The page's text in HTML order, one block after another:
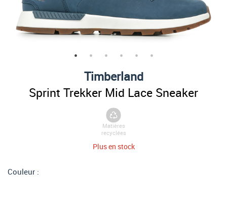
Timberland
Sprint Trekker Mid Lace Sneaker
Matières
recyclées
Plus en stock
Couleur :